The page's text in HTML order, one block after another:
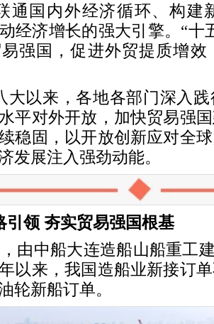
通国内外经济循环、构建
经济增长的强大引擎。“十
强国，促进外贸提质增效
大以来，各地各部门深入
平对外开放，加快贸易强
稳固，以开放创新应对全
发展注入强劲动能。
引领 夯实贸易强国根基
由中船大连造船山船重工
以来，我国造船业新接订
轮新船订单。